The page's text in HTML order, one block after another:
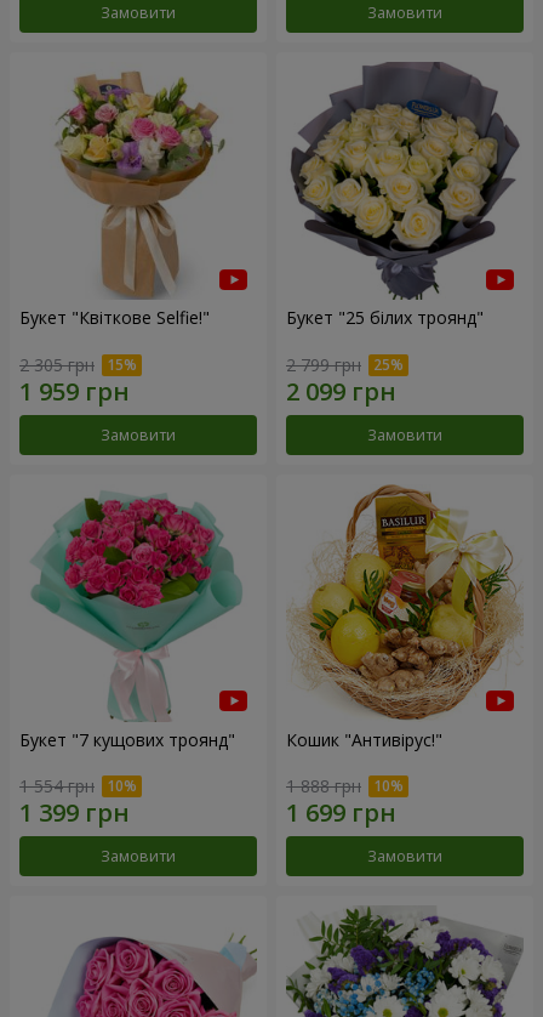
Замовити Замовити
Букет "Квіткове Selfie!"
2 305 грн
Замовити
Букет "25 білих троянд"
2 799 грн
Замовити
Букет "7 кущових троянд"
1 554 грн
Замовити
Кошик "Антивірус!"
1 888 грн
Замовити